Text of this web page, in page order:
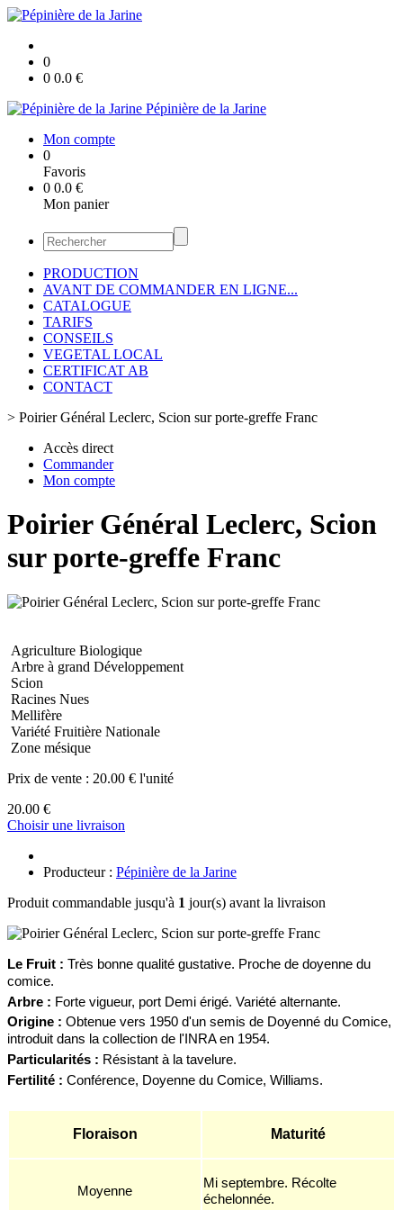
0
0 0.0 €
Pépinière de la Jarine
Mon compte
0
Favoris
0 0.0 €
Mon panier
PRODUCTION
AVANT DE COMMANDER EN LIGNE...
CATALOGUE
TARIFS
CONSEILS
VEGETAL LOCAL
CERTIFICAT AB
CONTACT
> Poirier Général Leclerc, Scion sur porte-greffe Franc
Accès direct
Commander
Mon compte
Poirier Général Leclerc, Scion
sur porte-greffe Franc
Agriculture Biologique
Arbre à grand Développement
Scion
Racines Nues
Mellifère
Variété Fruitière Nationale
Zone mésique
Prix de vente : 20.00 € l'unité
20.00 €
Choisir une livraison
Producteur : Pépinière de la Jarine
Produit commandable jusqu'à 1 jour(s) avant la livraison
Le Fruit : Très bonne qualité gustative. Proche de doyenne du
comice.
Arbre : Forte vigueur, port Demi érigé. Variété alternante.
Origine : Obtenue vers 1950 d'un semis de Doyenné du Comice,
introduit dans la collection de l'INRA en 1954.
Particularités : Résistant à la tavelure.
Fertilité : Conférence, Doyenne du Comice, Williams.
Floraison Maturité
Moyenne
Mi septembre. Récolte
échelonnée.